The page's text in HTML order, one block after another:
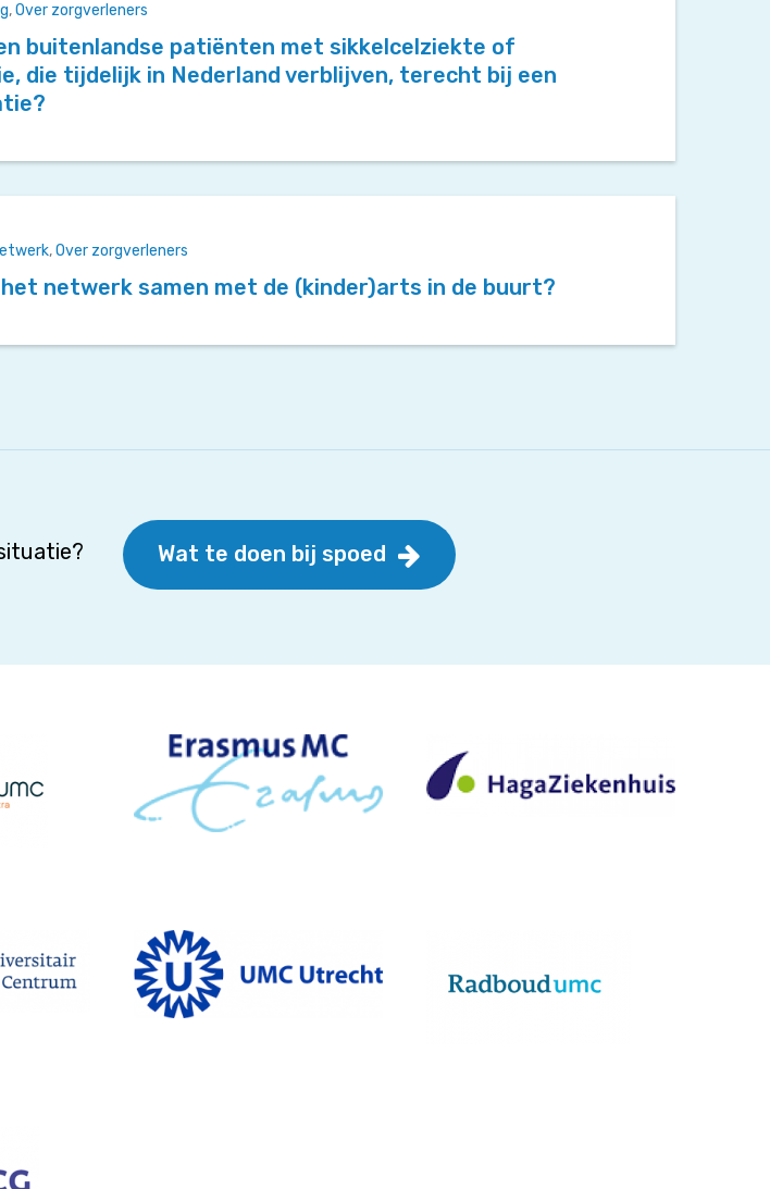
,Over zorgverleners
buitenlandse patiënten met sikkelcelziekte of
die tijdelijk in Nederland verblijven, terecht bij een
,Over zorgverleners
netwerk samen met de (kinder)arts in de buurt?
Wat te doen bij spoed